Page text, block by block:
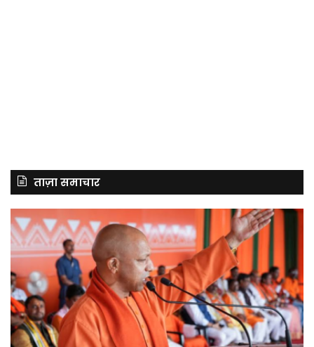
ताज़ा समाचार